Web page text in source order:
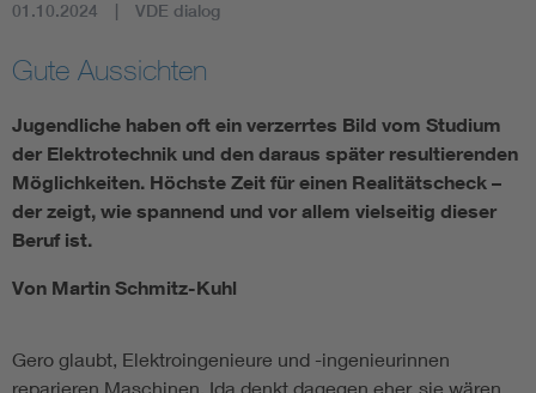
01.10.2024 VDE dialog
Gute Aussichten
Jugendliche haben oft ein verzerrtes Bild vom Studium
der Elektrotechnik und den daraus später resultierenden
Möglichkeiten. Höchste Zeit für einen Realitätscheck –
der zeigt, wie spannend und vor allem vielseitig dieser
Beruf ist.
Von Martin Schmitz-Kuhl
Gero glaubt, Elektroingenieure und -ingenieurinnen
reparieren Maschinen. Ida denkt dagegen eher, sie wären